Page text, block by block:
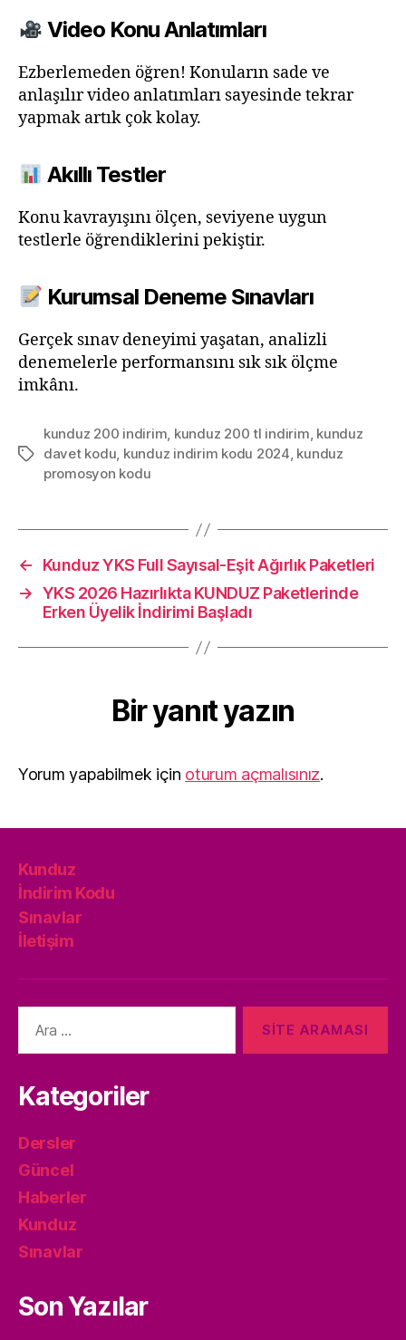
Video Konu Anlatımları
Ezberlemeden öğren! Konuların sade ve
anlaşılır video anlatımları sayesinde tekrar
yapmak artık çok kolay.
Akıllı Testler
Konu kavrayışını ölçen, seviyene uygun
testlerle öğrendiklerini pekiştir.
Kurumsal Deneme Sınavları
Gerçek sınav deneyimi yaşatan, analizli
denemelerle performansını sık sık ölçme
imkânı.
Etiketler
kunduz 200 indirim, kunduz 200 tl indirim, kunduz
davet kodu, kunduz indirim kodu 2024, kunduz
promosyon kodu
←
Kunduz YKS Full Sayısal-Eşit Ağırlık Paketleri
→ YKS 2026 Hazırlıkta KUNDUZ Paketlerinde
Erken Üyelik İndirimi Başladı
Bir yanıt yazın
Yorum yapabilmek için oturum açmalısınız.
Kunduz
İndirim Kodu
Sınavlar
İletişim
yap:
Kategoriler
Dersler
Güncel
Haberler
Kunduz
Sınavlar
Son Yazılar